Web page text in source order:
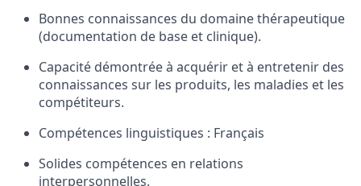
Bonnes connaissances du domaine thérapeutique
(documentation de base et clinique).
Capacité démontrée à acquérir et à entretenir des
connaissances sur les produits, les maladies et les
compétiteurs.
Compétences linguistiques : Français
Solides compétences en relations
interpersonnelles.